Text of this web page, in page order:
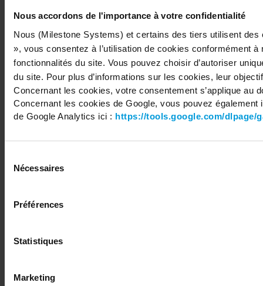
Nous accordons de l'importance à votre confidentialité
Nous (Milestone Systems) et certains des tiers utilisent
», vous consentez à l’utilisation de cookies conformément
fonctionnalités du site. Vous pouvez choisir d’autoriser
du site. Pour plus d’informations sur les cookies, leur
Concernant les cookies, votre consentement s’applique au
Concernant les cookies de Google, vous pouvez
de Google Analytics ici : https://tools.google.com/dlpage/
Nécessaires
Préférences
Statistiques
Marketing
Copyright © 2026 Milestone Systems A/S. All rights reserved.